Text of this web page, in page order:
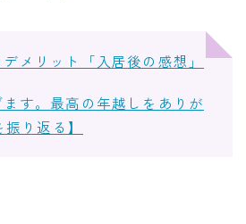
メリット「入居後の感想」
す。最高の年越しをありが
り返る】